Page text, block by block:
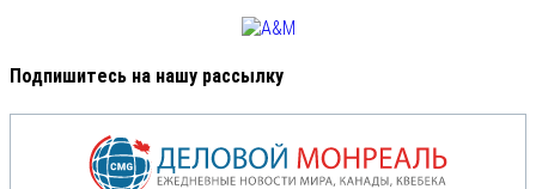
Подпишитесь на нашу рассылку